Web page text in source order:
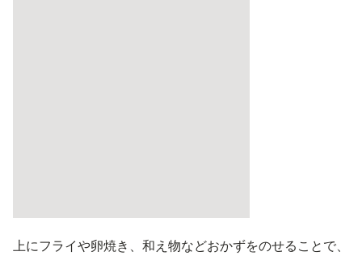
上にフライや卵焼き、和え物などおかずをのせることで、